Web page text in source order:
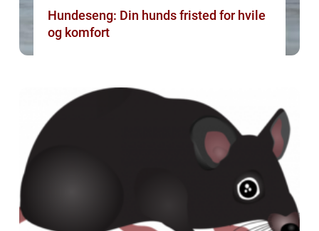
Hundeseng: Din hunds fristed for hvile
og komfort